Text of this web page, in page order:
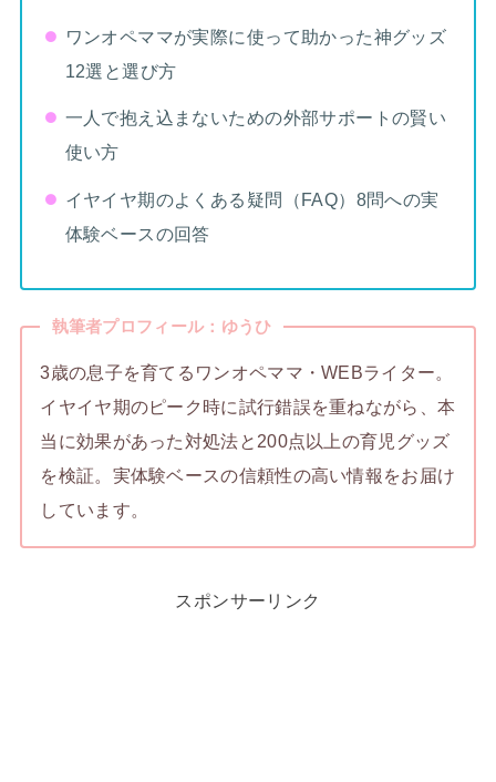
ワンオペママが実際に使って助かった神グッズ
12選と選び方
一人で抱え込まないための外部サポートの賢い
使い方
イヤイヤ期のよくある疑問（FAQ）8問への実
体験ベースの回答
執筆者プロフィール：ゆうひ
3歳の息子を育てるワンオペママ・WEBライター。
イヤイヤ期のピーク時に試行錯誤を重ねながら、本
当に効果があった対処法と200点以上の育児グッズ
を検証。実体験ベースの信頼性の高い情報をお届け
しています。
スポンサーリンク